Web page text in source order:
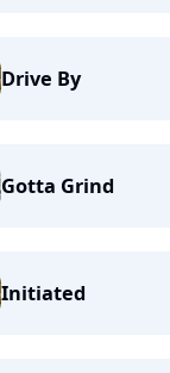
Drive By
Gotta Grind
Initiated